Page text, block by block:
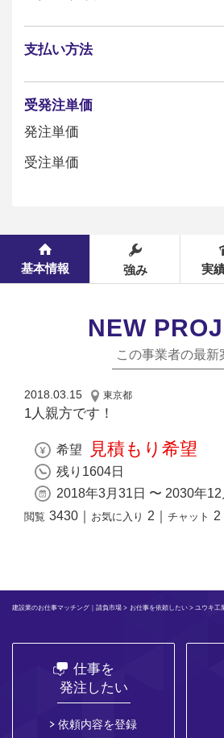
支払い方法
受発注単価
発注単価
受注単価
基本情報 強み 実
NEW
この事業者の最新
2018.03.15 東京都
1人親方です！
希望 見積もり希望
残り1604日
2018年3月31日 〜 2030年12
閲覧 3430 お気に入り 2 チャット 2
建設業のお仕事マッチング｜請負市場 > お仕事を依頼したい> ユウキ工
仕事を
発注したい
依頼内容を登録